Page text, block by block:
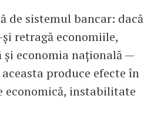
de sistemul bancar: dacă
retragă economiile,
și economia națională —
produce efecte în
economică, instabilitate